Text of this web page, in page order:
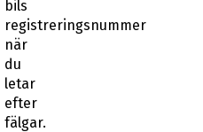
bils
registreringsnummer
när
du
letar
efter
fälgar.